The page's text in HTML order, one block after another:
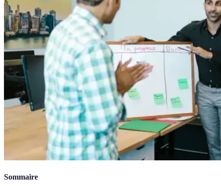
Sommaire